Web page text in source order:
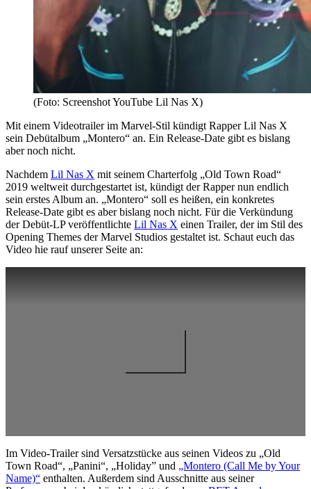
(Foto: Screenshot YouTube Lil Nas X)
Mit einem Videotrailer im Marvel-Stil kündigt Rapper Lil Nas X
sein Debütalbum „Montero“ an. Ein Release-Date gibt es bislang
aber noch nicht.
Nachdem Lil Nas X mit seinem Charterfolg „Old Town Road“
2019 weltweit durchgestartet ist, kündigt der Rapper nun endlich
sein erstes Album an. „Montero“ soll es heißen, ein konkretes
Release-Date gibt es aber bislang noch nicht. Für die Verkündung
der Debüt-LP veröffentlichte Lil Nas X einen Trailer, der im Stil des
Opening Themes der Marvel Studios gestaltet ist. Schaut euch das
Video hie rauf unserer Seite an:
Im Video-Trailer sind Versatzstücke aus seinen Videos zu „Old
Town Road“, „Panini“, „Holiday” und „Montero (Call Me by Your
Name)“ enthalten. Außerdem sind Ausschnitte aus seiner